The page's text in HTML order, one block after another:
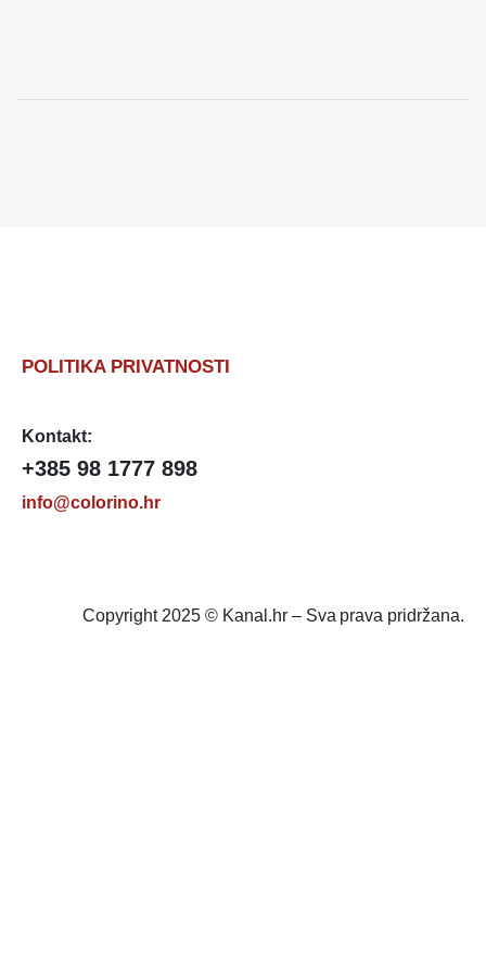
POLITIKA PRIVATNOSTI
Kontakt:
+385 98 1777 898
info@colorino.hr
Copyright 2025 © Kanal.hr – Sva prava pridržana.